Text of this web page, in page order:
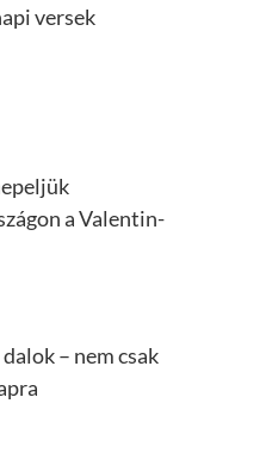
versek
a Valentin-
– nem csak